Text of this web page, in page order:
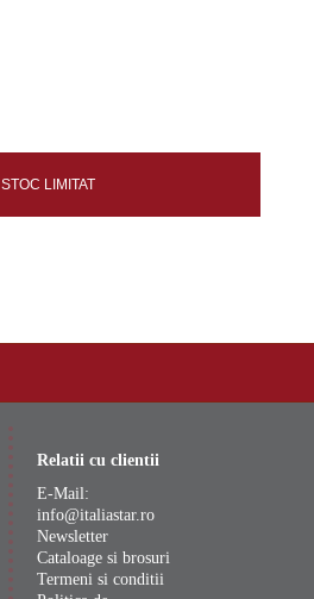
STOC LIMITAT
Relatii cu clientii
E-Mail:
info@italiastar.ro
Newsletter
Cataloage si brosuri
Termeni si conditii